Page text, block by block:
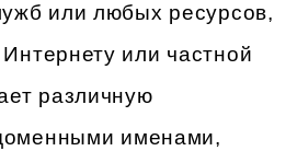
или любых ресурсов,
или частной
различную
именами,